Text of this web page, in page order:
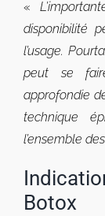
«
disponibilité
l’usage.
peut se
approfondie
technique
l’ensemble
Botox